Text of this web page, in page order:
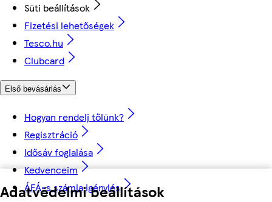
Adatvédelmi beállítások
Süti beállítások
Fizetési lehetőségek
Tesco.hu
Clubcard
Első bevásárlás
Hogyan rendelj tőlünk?
Regisztráció
Idősáv foglalása
Kedvenceim
ÁFÁ-s számla igénylés